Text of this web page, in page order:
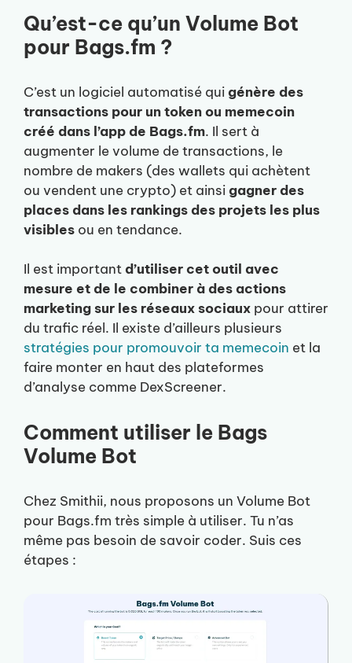
Qu’est-ce qu’un Volume Bot
pour Bags.fm ?
C’est un logiciel automatisé qui génère des
transactions pour un token ou memecoin
créé dans l’app de Bags.fm. Il sert à
augmenter le volume de transactions, le
nombre de makers (des wallets qui achètent
ou vendent une crypto) et ainsi gagner des
places dans les rankings des projets les plus
visibles ou en tendance.
Il est important d’utiliser cet outil avec
mesure et de le combiner à des actions
marketing sur les réseaux sociaux pour attirer
du trafic réel. Il existe d’ailleurs plusieurs
stratégies pour promouvoir ta memecoin et la
faire monter en haut des plateformes
d’analyse comme DexScreener.
Comment utiliser le Bags
Volume Bot
Chez Smithii, nous proposons un Volume Bot
pour Bags.fm très simple à utiliser. Tu n’as
même pas besoin de savoir coder. Suis ces
étapes :